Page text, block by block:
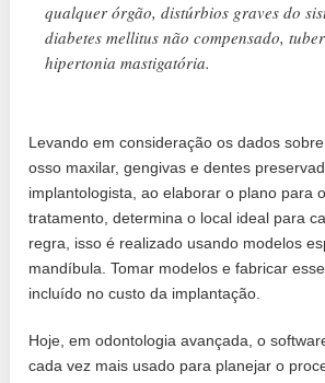
qualquer órgão, distúrbios graves do
diabetes mellitus não compensado,
hipertonia mastigatória.
Levando em consideração os dados
osso maxilar, gengivas e dentes
implantologista, ao elaborar o plano para
tratamento, determina o local ideal para
regra, isso é realizado usando modelos
mandíbula. Tomar modelos e fabricar
incluído no custo da implantação.
Hoje, em odontologia avançada, o
cada vez mais usado para planejar o